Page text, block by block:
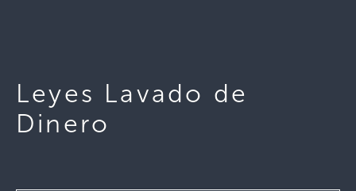
Leyes Lavado de
Dinero